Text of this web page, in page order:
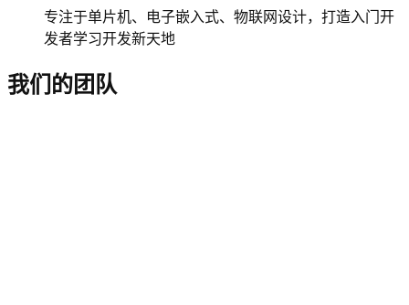
专注于单片机、电子嵌入式、物联网设计，打造入门开
发者学习开发新天地
我们的团队